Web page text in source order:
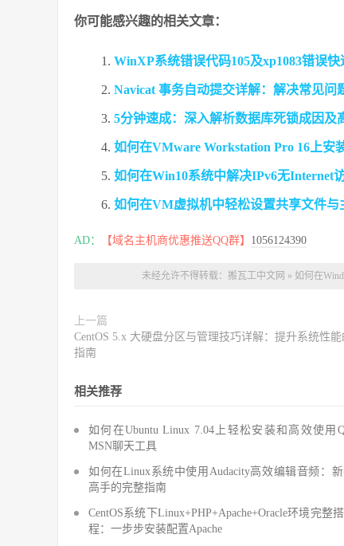
你可能感兴趣的相关文章：
WinXP系统错误代码105及xp1083错误
Navicat 事务自动提交详解：解决常见问
5分钟速成：深入解析数据库死锁成因及
如何在VMware Workstation Pro 16上安
如何在Win10系统中解决IPv6无Internet
如何在VM虚拟机中轻松设置共享文件与
AD： 【域名主机商优惠推送QQ群】 1056124390
未经允许不得转载： 搬瓦工中文网 » 如何在
上一篇
CentOS 5.x 大硬盘分区与管理技巧详解：提升系统性能
指南
相关推荐
如何在Ubuntu Linux 7.04上轻松安装和高效使用
MSN聊天工具
如何在Linux系统中使用Audacity高效编辑音频：新
高手的完整指南
CentOS系统下Linux+PHP+Apache+Oracle环境完整
程：一步步安装配置Apache